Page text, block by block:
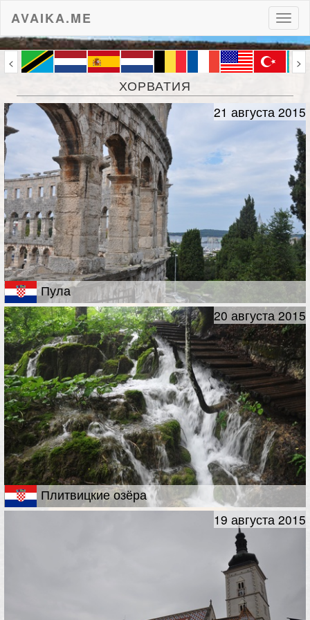
AVAIKA.ME
< >
ХОРВАТИЯ
Пула
21 августа 2015
Плитвицкие озёра
20 августа 2015
19 августа 2015